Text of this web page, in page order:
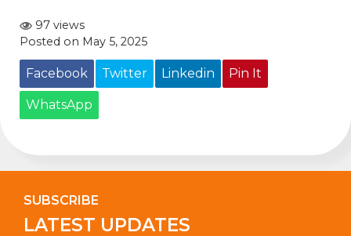
97 views
Posted on May 5, 2025
Facebook Twitter Linkedin Pin It
WhatsApp
SUBSCRIBE
LATEST UPDATES